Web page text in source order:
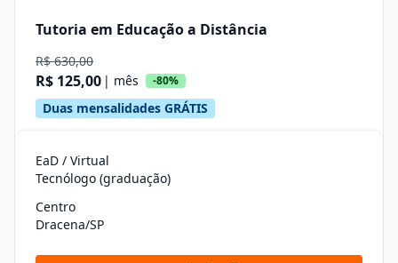
Tutoria em Educação a Distância
R$ 630,00
R$ 125,00 | mês -80%
Duas mensalidades GRÁTIS
EaD / Virtual
Tecnólogo (graduação)
Centro
Dracena/SP